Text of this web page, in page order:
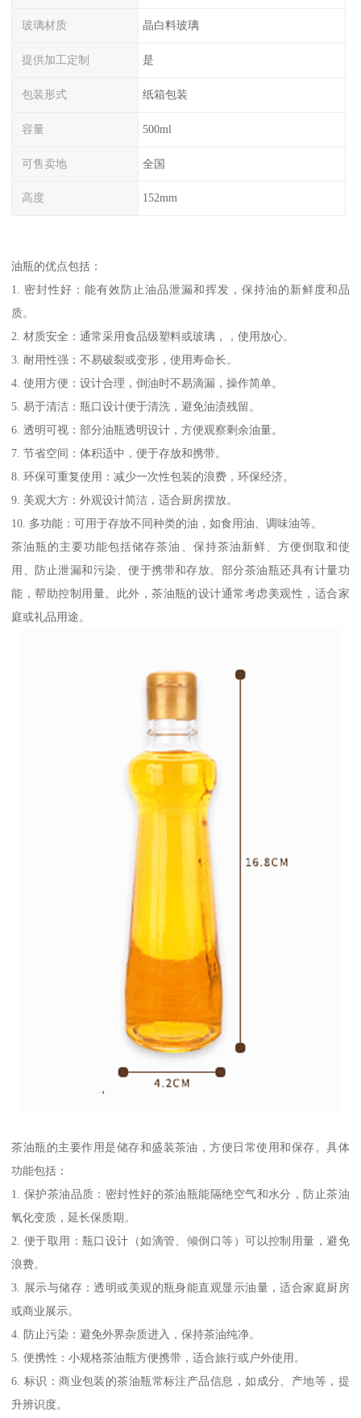
玻璃材质 晶白料玻璃
提供加工定制 是
包装形式 纸箱包装
容量 500ml
可售卖地 全国
高度 152mm
油瓶的优点包括：
1. 密封性好：能有效防止油品泄漏和挥发，保持油的新鲜度和品
质。
2. 材质安全：通常采用食品级塑料或玻璃，，使用放心。
3. 耐用性强：不易破裂或变形，使用寿命长。
4. 使用方便：设计合理，倒油时不易滴漏，操作简单。
5. 易于清洁：瓶口设计便于清洗，避免油渍残留。
6. 透明可视：部分油瓶透明设计，方便观察剩余油量。
7. 节省空间：体积适中，便于存放和携带。
8. 环保可重复使用：减少一次性包装的浪费，环保经济。
9. 美观大方：外观设计简洁，适合厨房摆放。
10. 多功能：可用于存放不同种类的油，如食用油、调味油等。
茶油瓶的主要功能包括储存茶油、保持茶油新鲜、方便倒取和使
用、防止泄漏和污染、便于携带和存放。部分茶油瓶还具有计量功
能，帮助控制用量。此外，茶油瓶的设计通常考虑美观性，适合家
庭或礼品用途。
茶油瓶的主要作用是储存和盛装茶油，方便日常使用和保存。具体
功能包括：
1. 保护茶油品质：密封性好的茶油瓶能隔绝空气和水分，防止茶油
氧化变质，延长保质期。
2. 便于取用：瓶口设计（如滴管、倾倒口等）可以控制用量，避免
浪费。
3. 展示与储存：透明或美观的瓶身能直观显示油量，适合家庭厨房
或商业展示。
4. 防止污染：避免外界杂质进入，保持茶油纯净。
5. 便携性：小规格茶油瓶方便携带，适合旅行或户外使用。
6. 标识：商业包装的茶油瓶常标注产品信息，如成分、产地等，提
升辨识度。